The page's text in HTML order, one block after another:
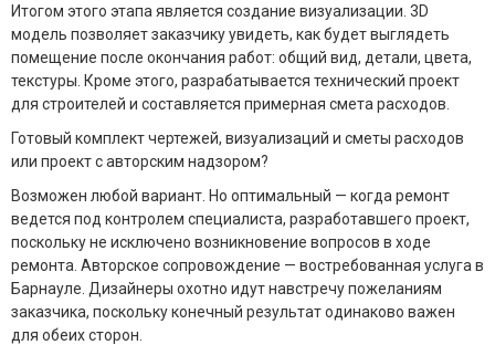
Итогом этого этапа является создание визуализации. 3D
модель позволяет заказчику увидеть, как будет выглядеть
помещение после окончания работ: общий вид, детали, цвета,
текстуры. Кроме этого, разрабатывается технический проект
для строителей и составляется примерная смета расходов.
Готовый комплект чертежей, визуализаций и сметы расходов
или проект с авторским надзором?
Возможен любой вариант. Но оптимальный — когда ремонт
ведется под контролем специалиста, разработавшего проект,
поскольку не исключено возникновение вопросов в ходе
ремонта. Авторское сопровождение — востребованная услуга в
Барнауле. Дизайнеры охотно идут навстречу пожеланиям
заказчика, поскольку конечный результат одинаково важен
для обеих сторон.